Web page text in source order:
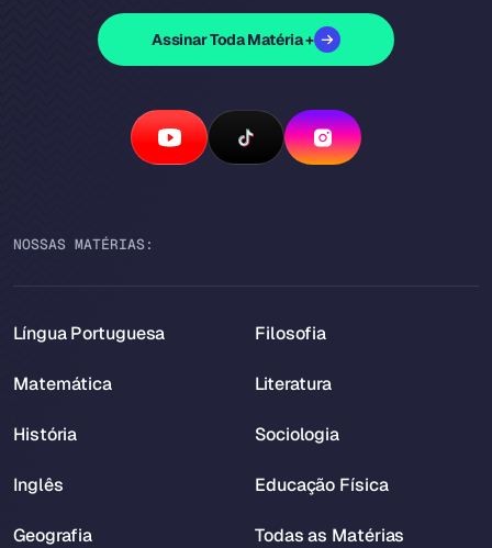
Assinar Toda Matéria +
NOSSAS MATÉRIAS:
Língua Portuguesa
Matemática
História
Inglês
Geografia
Filosofia
Literatura
Sociologia
Educação Física
Todas as Matérias